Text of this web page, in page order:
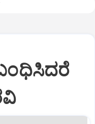
ಬಂಧಿಸಿದರೆ